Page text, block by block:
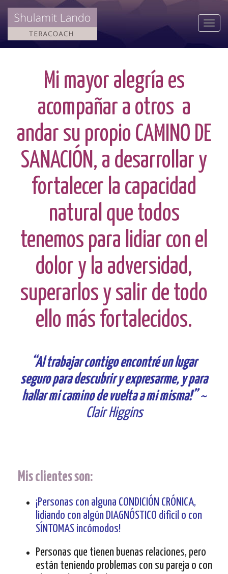
Mi mayor alegría es
acompañar a otros a
andar su propio CAMINO DE
SANACIÓN, a desarrollar y
fortalecer la capacidad
natural que todos
tenemos para lidiar con el
dolor y la adversidad,
superarlos y salir de todo
ello más fortalecidos.
“Al trabajar contigo encontré un lugar
seguro para descubrir y expresarme, y para
hallar mi camino de vuelta a mi misma!”~
Clair Higgins
Mis clientes son:
¡Personas con alguna CONDICIÓN CRÓNICA,
lidiando con algún DIAGNÓSTICO difícil o con
SÍNTOMAS incómodos!
Personas que tienen buenas relaciones, pero
están teniendo problemas con su pareja o con